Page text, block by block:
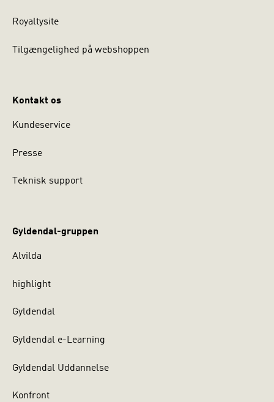
Royaltysite
Tilgængelighed på webshoppen
Kontakt os
Kundeservice
Presse
Teknisk support
Gyldendal-gruppen
Alvilda
highlight
Gyldendal
Gyldendal e-Learning
Gyldendal Uddannelse
Konfront